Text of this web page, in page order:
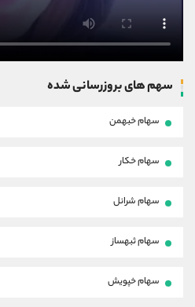
سهم های بروزرسانی شده
سهام خبهمن
سهام خکار
سهام شرانل
سهام ثبهساز
سهام خپویش